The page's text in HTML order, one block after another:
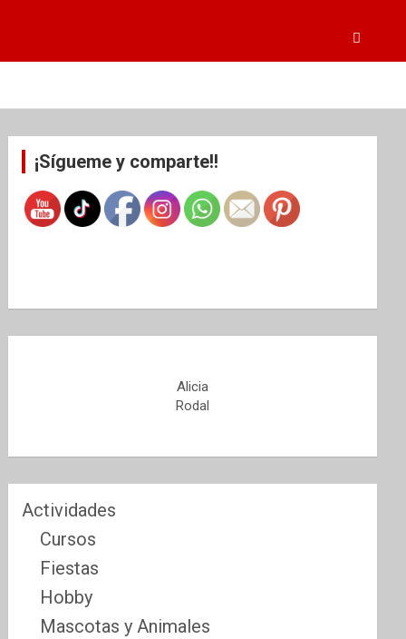
¡Sígueme y comparte!!
Alicia
Rodal
Actividades
Cursos
Fiestas
Hobby
Mascotas y Animales